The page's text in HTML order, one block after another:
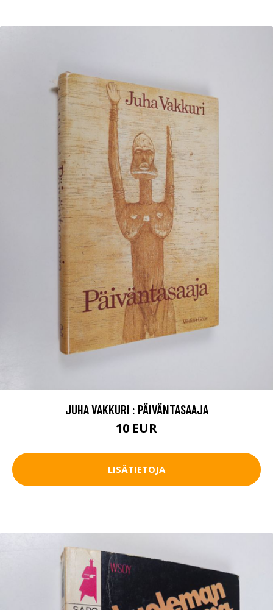
JUHA VAKKURI : PÄIVÄNTASAAJA
10 EUR
LISÄTIETOJA